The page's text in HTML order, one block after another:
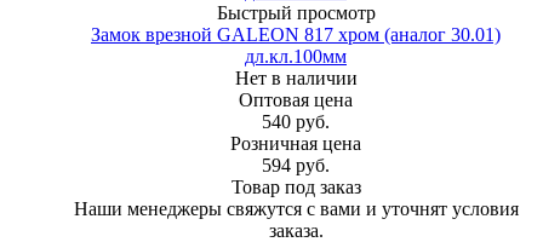
Быстрый просмотр
Замок врезной GALEON 817 хром (аналог 30.01)
дл.кл.100мм
Нет в наличии
Оптовая цена
540 руб.
Розничная цена
594 руб.
Товар под заказ
Наши менеджеры свяжутся с вами и уточнят условия
заказа.